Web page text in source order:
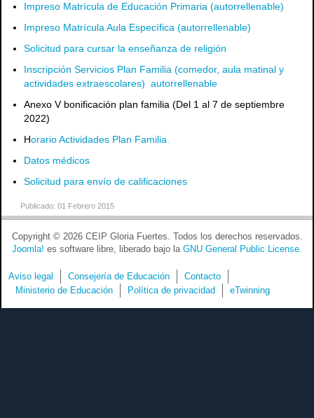
Impreso Matrícula de Educación Primaria (autorrellenable)
Impreso Matrícula Aula Específica (autorrellenable)
Solicitud para cursar la enseñanza de religión
Inscripción Servicios Plan Familia (comedor, aula matinal y
actividades extraescolares) autorrellenable
Anexo V bonificación plan familia (Del 1 al 7 de septiembre
2022)
Horario Actividades Plan Familia.
Datos médicos
Solicitud para envío de calificaciones
Publicado: 01 Febrero 2015
Copyright © 2026 CEIP Gloria Fuertes. Todos los derechos reservados.
Joomla! es software libre, liberado bajo la GNU General Public License.
Aviso legal Consejería de Educación
Contacto
Ministerio de Educación
Política de privacidad eTwinning